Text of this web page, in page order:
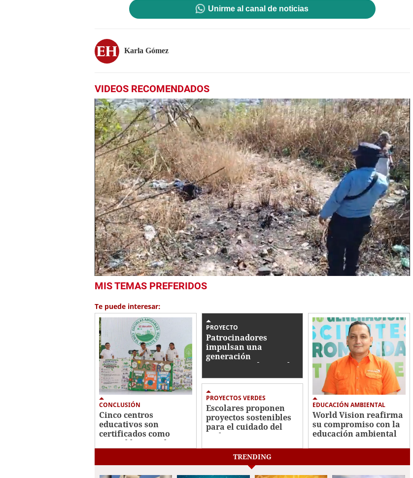
Unirme al canal de noticias
Karla Gómez
VIDEOS RECOMENDADOS
seconds
59
secondsVolume
0%
MIS TEMAS PREFERIDOS
Te puede interesar:
CONCLUSIÓN
Cinco centros
educativos son
certificados como
Amigables con el
PROYECTO
Patrocinadores
impulsan una
generación
comprometida con el
PROYECTOS VERDES
Escolares proponen
proyectos sostenibles
para el cuidado del
ambiente
EDUCACIÓN AMBIENTAL
World Vision reafirma
su compromiso con la
educación ambiental
TRENDING